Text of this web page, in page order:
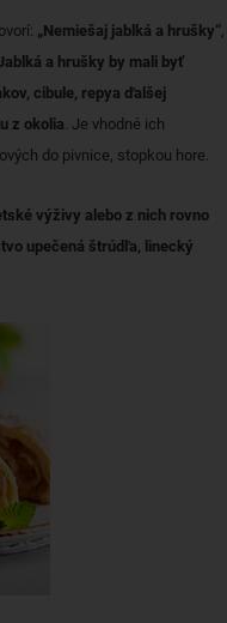
„Nemiešaj jablká a hrušky“
a hrušky by mali byť
cibule, repya ďalšej
z okolia . Je vhodné ich
do pivnice, stopkou hore.
výživy alebo z nich rovno
upečená štrúdľa, linecký